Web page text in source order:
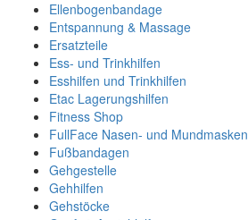
Ellenbogenbandage
Entspannung & Massage
Ersatzteile
Ess- und Trinkhilfen
Esshilfen und Trinkhilfen
Etac Lagerungshilfen
Fitness Shop
FullFace Nasen- und Mundmasken
Fußbandagen
Gehgestelle
Gehhilfen
Gehstöcke